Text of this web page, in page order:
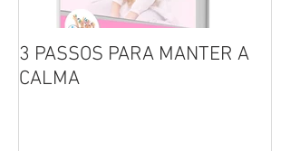
3 PASSOS PARA MANTER A
CALMA